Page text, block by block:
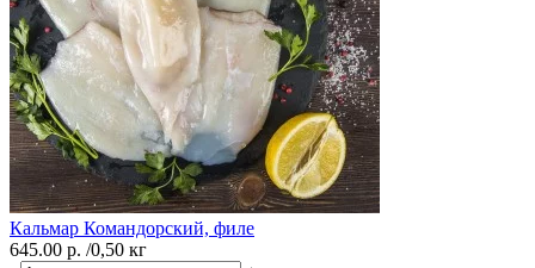
Кальмар Командорский, филе
645.00 р. /0,50 кг